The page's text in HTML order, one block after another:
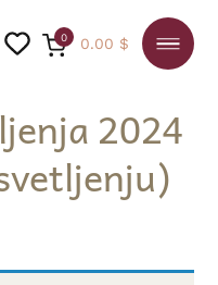
PRETRAGA
0 0.00 $
2024